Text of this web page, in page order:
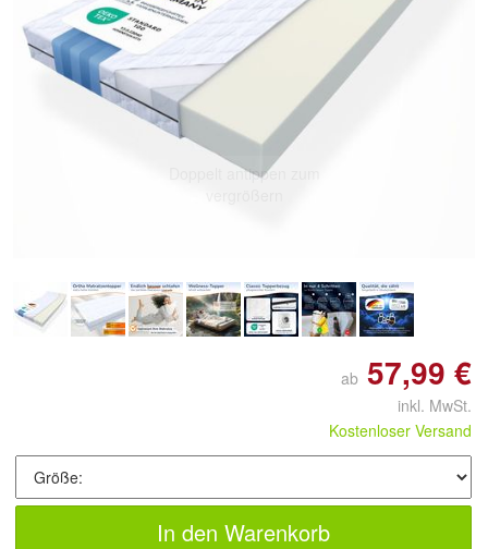
Doppelt antippen zum
ab 57,99 €
inkl. MwSt.
Kostenloser Versand
In den Warenkorb